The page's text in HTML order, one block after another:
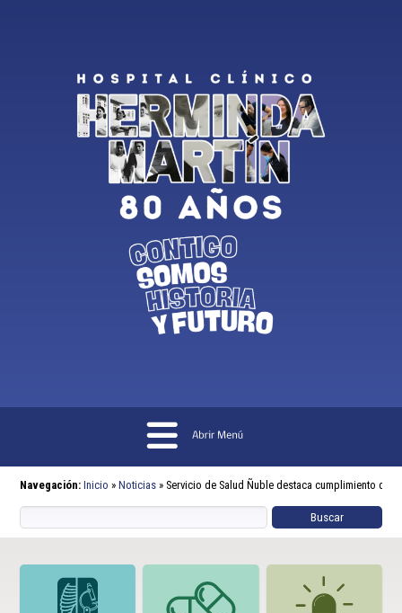
Navegación: Inicio » Noticias » Servicio de Salud Ñuble destaca cumplimiento de